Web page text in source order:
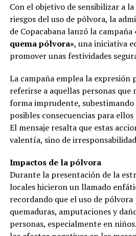
Con el objetivo de sensibilizar a
riesgos del uso de pólvora, la
de Copacabana lanzó la campaña
quema pólvora», una iniciativa
promover unas festividades
La campaña emplea la expresión
referirse a aquellas personas
forma imprudente, subestimando
posibles consecuencias para
El mensaje resalta que estas
valentía, sino de
Impactos de la pólvora
Durante la presentación de la
locales hicieron un llamado
recordando que el uso de pólvora
quemaduras, amputaciones y
personas, especialmente en